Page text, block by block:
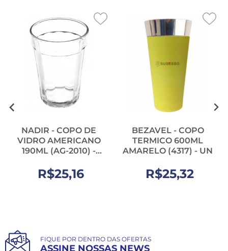
NADIR - COPO DE
VIDRO AMERICANO
190ML (AG-2010) -
R$25,16
BEZAVEL - COPO
TERMICO 600ML
AMARELO (4317) - UN
R$25,32
FIQUE POR DENTRO DAS OFERTAS
ASSINE NOSSAS NEWS